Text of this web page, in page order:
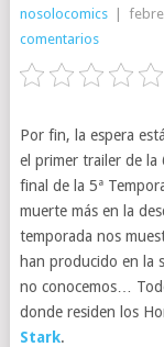
nosolocomics
comentarios
Por fin, la espera
el primer trailer de la
final de la 5ª
muerte más en la
temporada nos
han producido en la
no conocemos…
donde residen los
Stark.